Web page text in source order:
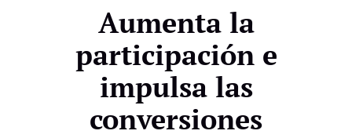
Aumenta la
participación e
impulsa las
conversiones